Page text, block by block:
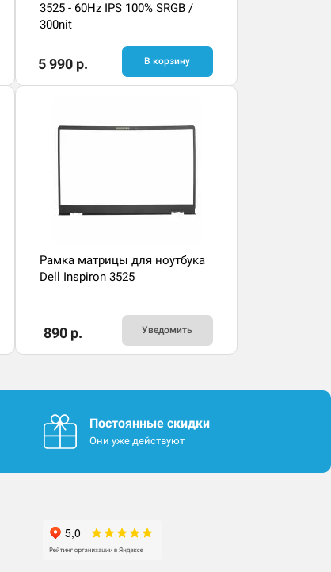
3525 - 60Hz IPS 100% SRGB /
300nit
5 990 р. В корзину
Рамка матрицы для ноутбука
Dell Inspiron 3525
890 р. Уведомить
Постоянные скидки
Они уже действуют